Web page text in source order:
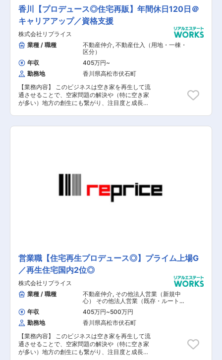
ックスタイム制で、社員それぞれのライフスタイ
ルに合った柔軟な勤務時間帯を選択できます。 ◎
業務システムが19時にシャットダウンするため、
ほとんどの社員はその時間までに退社していま
す。 ★2年連続ベースアップ！ ★中途入社比率
81% ★営業経験が生かせるお仕事です ★資格
（管理業務主任者、宅地建物取引士） 保持者歓
迎、優遇します ★マンション管理業務経験者、歓
迎 ★フレックス活用で自分で時間を調整できる
★完全週休2日で土日祝休み ★年休120日(計画年
休含む)でムリせず働きやすい ★6期連続増収増益
中 ★安定の総合不動産グループで長く活躍できる
＜人事ブログ更新しています＞ 当社選考を検討さ
着取材してみました！ https://anabuki-
ています★ 当社選考を検討される方、ぜひ参考に
していただければと思います。 ■分譲マンション
管理のお仕事とは？1日密着取材してみました！
マンション管理に挑戦！中途社員も活躍できる
の？ https://anabuki-m.jp/jinji/40968/
香川【プロデュース◎住宅再販】年間休日120日＠
キャリアアップ／資格支援
株式会社リプライス
業種 / 職種
不動産仲介, 不動産仕入（用地・一棟・
区分）
年収
405万円~
勤務地
香川県高松市伏石町
【業務内容】 このビジネスは空き家を再生して流
通させることで、空家問題の解決や（特に空き家
が多い）地方の創生にも繋がり、注目度と成長性
うにリフォームしてお客様に提供するまでを一気
取得。顧客視点に立ち、地域の特性など様々な観
点で検討した上で買取価格を決定します。 (2)リ
フォーム：お客様の生活をイメージしながらリフ
ォームを企画し、中古住宅を生まれ変わらせ“付
署とも連携し、商品企画や販売戦略もチームで考
え、共に行動していきます。 ②一気通貫の仕事
を通して『マーケティング／企画力／提案力』な
ながらキャリアアップが目指せます。 【担当者コ
メント】 先輩のフォローや助言を受けながら段階
的に業務の範囲を広げていきます。動画マニュア
ルやSalesforceでのナレッジ共有、オンライン研
修、中途振り返り研修などスキルアップを図れる
仕組みも多数有り。営業は3~5名のチーム体制で
す。営業目標もチーム単位で設定することでお互
いの成長を支援し合っています。専門部署とも連
携し、商品企画や販売戦略もチームで考え、共に
行動していきます。一気通貫の仕事を通して『マ
営業職【住宅再生プロデュース◎】プライム上場G
／再生住宅国内2位◎
株式会社リプライス
業種 / 職種
不動産仲介, その他法人営業（新規中
心） その他法人営業（既存・ルートセ
ールス中心） その他代理店営業・パー
トナーセールス その他個人営業 その他
海外営業
年収 405万円~500万円
勤務地
香川県高松市伏石町
【業務内容】 このビジネスは空き家を再生して流
通させることで、空家問題の解決や（特に空き家
が多い）地方の創生にも繋がり、注目度と成長性